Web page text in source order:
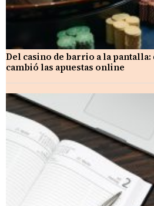
Del casino de barrio a la
cambió las apuestas online